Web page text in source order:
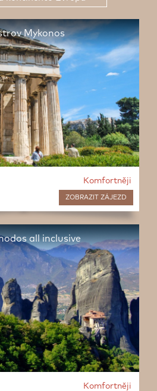
Mykonos
Komfortněji
ZOBRAZIT ZÁJEZD
all inclusive
Komfortněji